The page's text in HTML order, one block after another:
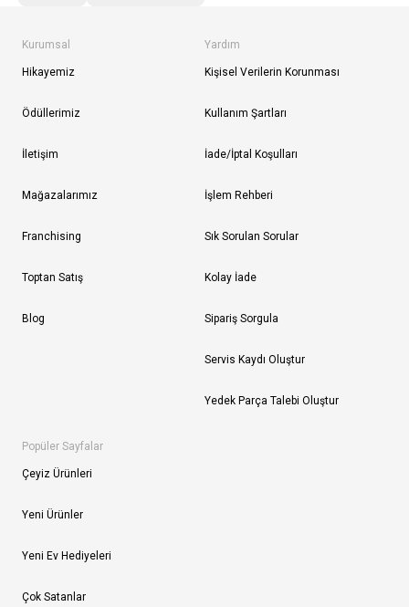
Kurumsal
Hikayemiz
Ödüllerimiz
İletişim
Mağazalarımız
Franchising
Toptan Satış
Blog
Yardım
Kişisel Verilerin Korunması
Kullanım Şartları
İade/İptal Koşulları
İşlem Rehberi
Sık Sorulan Sorular
Kolay İade
Sipariş Sorgula
Servis Kaydı Oluştur
Yedek Parça Talebi Oluştur
Popüler Sayfalar
Çeyiz Ürünleri
Yeni Ürünler
Yeni Ev Hediyeleri
Çok Satanlar